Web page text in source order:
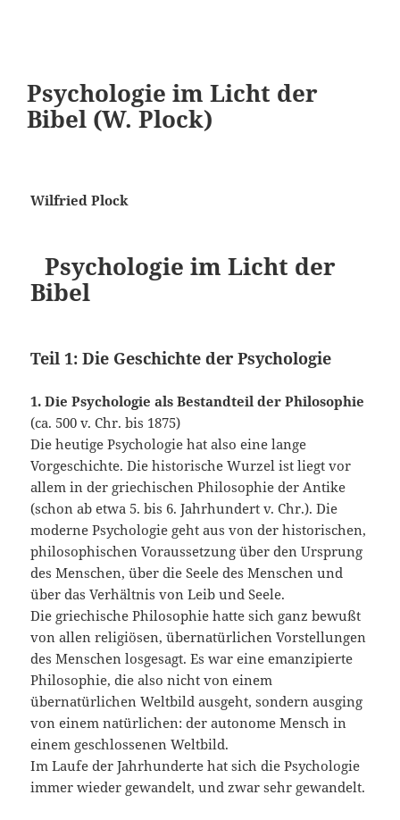
Psychologie im Licht der
Bibel (W. Plock)
Wilfried Plock
Psychologie im Licht der
Bibel
Teil 1: Die Geschichte der Psychologie
1. Die Psychologie als Bestandteil der Philosophie
(ca. 500 v. Chr. bis 1875)
Die heutige Psychologie hat also eine lange
Vorgeschichte. Die historische Wurzel ist liegt vor
allem in der griechischen Philosophie der Antike
(schon ab etwa 5. bis 6. Jahrhundert v. Chr.). Die
moderne Psychologie geht aus von der historischen,
philosophischen Voraussetzung über den Ursprung
des Menschen, über die Seele des Menschen und
über das Verhältnis von Leib und Seele.
Die griechische Philosophie hatte sich ganz bewußt
von allen religiösen, übernatürlichen Vorstellungen
des Menschen losgesagt. Es war eine emanzipierte
Philosophie, die also nicht von einem
übernatürlichen Weltbild ausgeht, sondern ausging
von einem natürlichen: der autonome Mensch in
einem geschlossenen Weltbild.
Im Laufe der Jahrhunderte hat sich die Psychologie
immer wieder gewandelt, und zwar sehr gewandelt.